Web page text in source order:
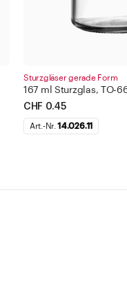
Sturzgläser gerade Form
167 ml Sturzglas, TO-
CHF 0.45
Art.-Nr.14.026.11